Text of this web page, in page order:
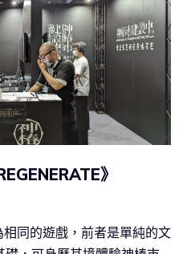
》
同的遊戲，前者是單純的文